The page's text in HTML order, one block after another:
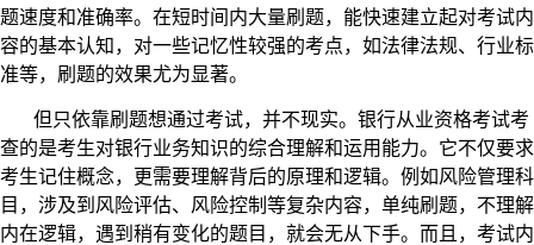
题速度和准确率。在短时间内大量刷题，能快速建立起对考试内
容的基本认知，对一些记忆性较强的考点，如法律法规、行业标
准等，刷题的效果尤为显著。
但只依靠刷题想通过考试，并不现实。银行从业资格考试考
查的是考生对银行业务知识的综合理解和运用能力。它不仅要求
考生记住概念，更需要理解背后的原理和逻辑。例如风险管理科
目，涉及到风险评估、风险控制等复杂内容，单纯刷题，不理解
内在逻辑，遇到稍有变化的题目，就会无从下手。而且，考试内